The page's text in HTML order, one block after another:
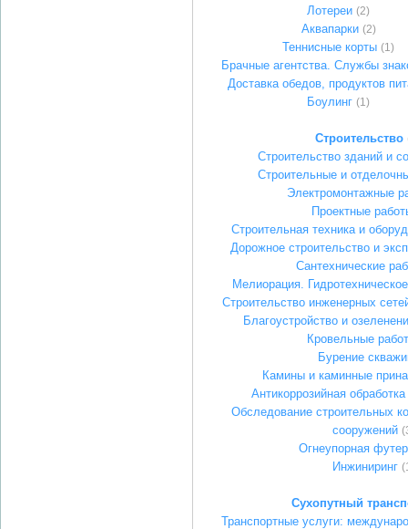
Лотереи (2)
Аквапарки (2)
Теннисные корты (1)
Брачные агентства. Службы
Доставка обедов, продуктов
Боулинг (1)
Строительство
Строительство зданий и
Строительные и
Электромонтажные
Проектные
Строительная техника и
Дорожное строительство и
Сантехнические
Мелиорация.
Строительство инженерных
Благоустройство и
Кровельные
Бурение
Камины и каминные
Антикоррозийная
Обследование строительных
сооружений
Огнеупорная
Инжиниринг
Сухопутный
Транспортные услуги: